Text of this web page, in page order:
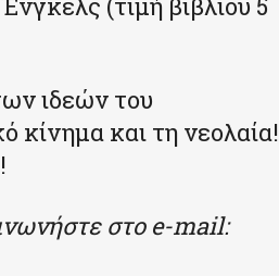
ιδεών του
κίνημα και τη νεολαία!
στο e-mail: